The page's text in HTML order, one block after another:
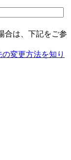
合は、下記をご参
変更方法を知り